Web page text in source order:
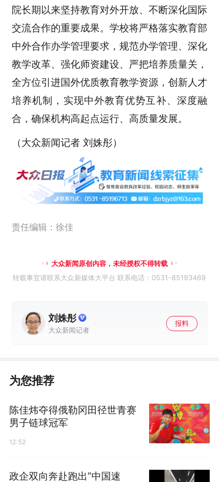
院长期以来坚持教育对外开放、不断深化国际
交流合作的重要成果。学校将严格落实教育部
中外合作办学管理要求，规范办学管理、深化
教学改革、强化师资建设、严把培养质量关，
全方位引进国外优质教育教学资源，创新人才
培养机制，实现中外教育优势互补、深度融
合，确保机构高起点运行、高质量发展。
（大众新闻记者 刘姝彤）
责任编辑：徐佳
大众新闻原创内容，未经授权不得转载
转载事宜请联系大众新媒体大平台 联系电话：0531-85193469
刘姝彤
大众新闻记者
报料
为您推荐
陈佳炜夺得俄勒冈田径世青赛
男子链球冠军
12:52
政企双向奔赴跑出“中国速